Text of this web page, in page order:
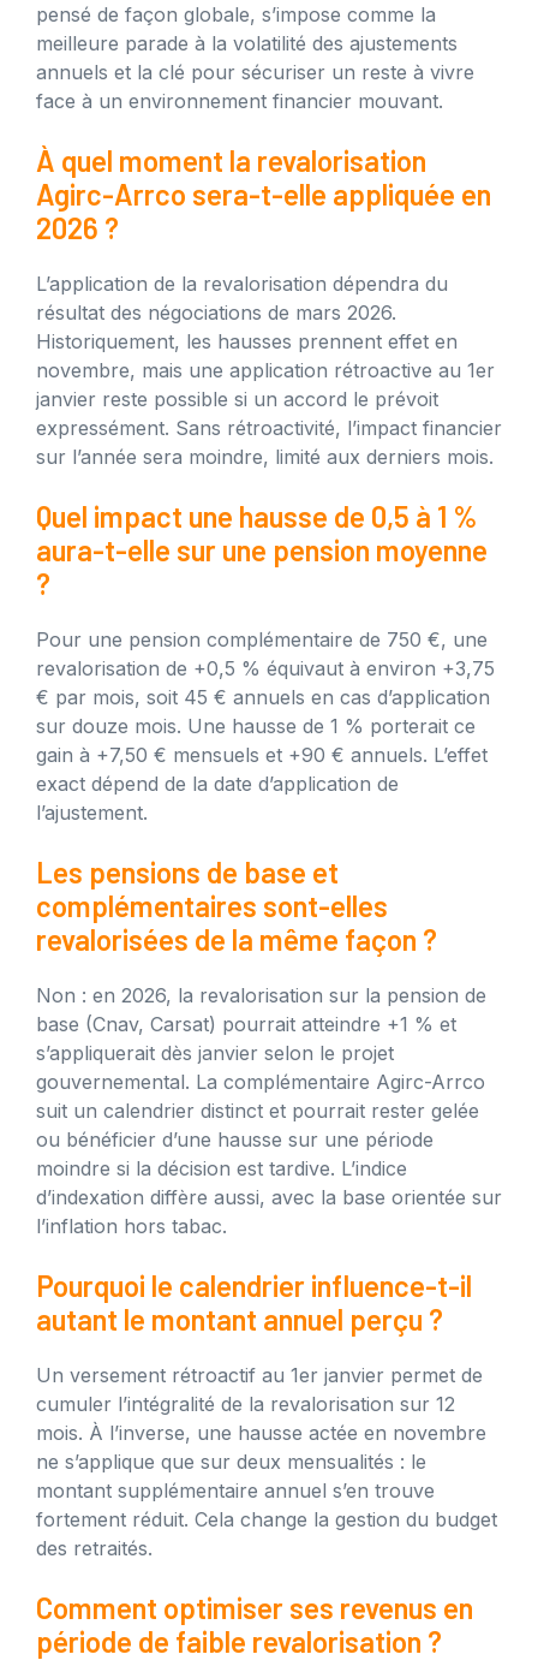
pensé de façon globale, s’impose comme la
meilleure parade à la volatilité des ajustements
annuels et la clé pour sécuriser un reste à vivre
face à un environnement financier mouvant.
À quel moment la revalorisation
Agirc-Arrco sera-t-elle appliquée en
2026 ?
L’application de la revalorisation dépendra du
résultat des négociations de mars 2026.
Historiquement, les hausses prennent effet en
novembre, mais une application rétroactive au 1er
janvier reste possible si un accord le prévoit
expressément. Sans rétroactivité, l’impact financier
sur l’année sera moindre, limité aux derniers mois.
Quel impact une hausse de 0,5 à 1 %
aura-t-elle sur une pension moyenne
?
Pour une pension complémentaire de 750 €, une
revalorisation de +0,5 % équivaut à environ +3,75
€ par mois, soit 45 € annuels en cas d’application
sur douze mois. Une hausse de 1 % porterait ce
gain à +7,50 € mensuels et +90 € annuels. L’effet
exact dépend de la date d’application de
l’ajustement.
Les pensions de base et
complémentaires sont-elles
revalorisées de la même façon ?
Non : en 2026, la revalorisation sur la pension de
base (Cnav, Carsat) pourrait atteindre +1 % et
s’appliquerait dès janvier selon le projet
gouvernemental. La complémentaire Agirc-Arrco
suit un calendrier distinct et pourrait rester gelée
ou bénéficier d’une hausse sur une période
moindre si la décision est tardive. L’indice
d’indexation diffère aussi, avec la base orientée sur
l’inflation hors tabac.
Pourquoi le calendrier influence-t-il
autant le montant annuel perçu ?
Un versement rétroactif au 1er janvier permet de
cumuler l’intégralité de la revalorisation sur 12
mois. À l’inverse, une hausse actée en novembre
ne s’applique que sur deux mensualités : le
montant supplémentaire annuel s’en trouve
fortement réduit. Cela change la gestion du budget
des retraités.
Comment optimiser ses revenus en
période de faible revalorisation ?